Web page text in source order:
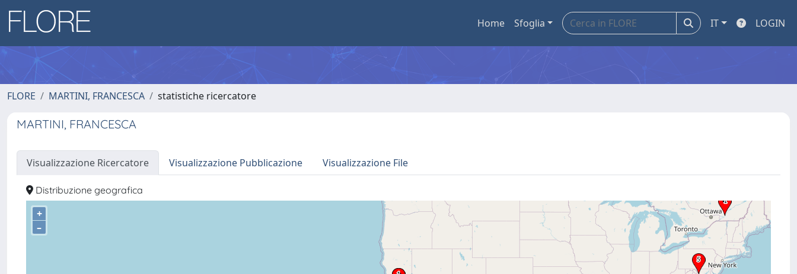
Home Sfoglia IT LOGIN
FLORE MARTINI, FRANCESCA statistiche ricercatore
MARTINI, FRANCESCA
Visualizzazione Ricercatore Visualizzazione Pubblicazione Visualizzazione File
Distribuzione geografica
+
–